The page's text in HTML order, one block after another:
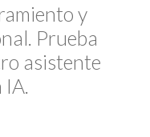
y
Prueba
asistente